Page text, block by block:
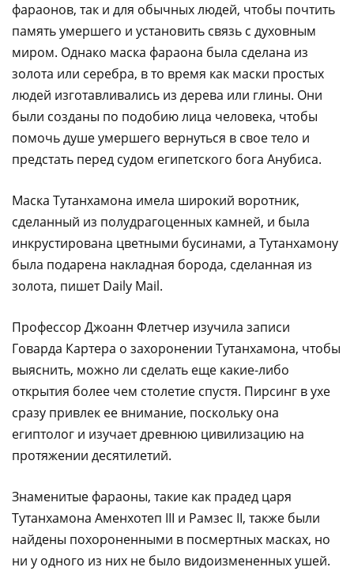
фараонов, так и для обычных людей, чтобы почтить
память умершего и установить связь с духовным
миром. Однако маска фараона была сделана из
золота или серебра, в то время как маски простых
людей изготавливались из дерева или глины. Они
были созданы по подобию лица человека, чтобы
помочь душе умершего вернуться в свое тело и
предстать перед судом египетского бога Анубиса.
Маска Тутанхамона имела широкий воротник,
сделанный из полудрагоценных камней, и была
инкрустирована цветными бусинами, а Тутанхамону
была подарена накладная борода, сделанная из
золота, пишет Daily Mail.
Профессор Джоанн Флетчер изучила записи
Говарда Картера о захоронении Тутанхамона, чтобы
выяснить, можно ли сделать еще какие-либо
открытия более чем столетие спустя. Пирсинг в ухе
сразу привлек ее внимание, поскольку она
египтолог и изучает древнюю цивилизацию на
протяжении десятилетий.
Знаменитые фараоны, такие как прадед царя
Тутанхамона Аменхотеп III и Рамзес II, также были
найдены похороненными в посмертных масках, но
ни у одного из них не было видоизмененных ушей.